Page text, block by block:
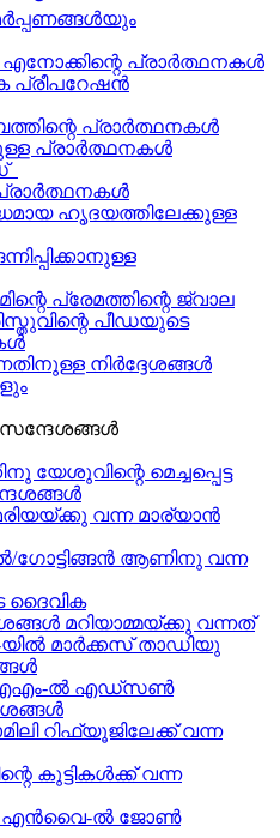
പ്രാർത്ഥനകള്‍
പ്രീപറേഷൻ
പ്രാർത്ഥനകള്‍
പ്രാർത്ഥനകൾ
പ്രാർത്ഥനകൾ
ഹൃദയത്തിലേക്കുള്ള
പ്രേമത്തിന്റെ ജ്വാല
പീഡയുടെ
നിർദ്ദേശങ്ങൾ
സന്ദേശങ്ങള്‍
മെച്ചപ്പെട്ട
വന്ന മാര്യാന്‍
ഗോട്ടിങ്ങൻ ആണിനു വന്ന
ദൈവിക
മറിയാമ്മയ്ക്കു വന്നത്
യിൽ മാർക്കസ് താഡിയു
എഎം-ൽ എഡ്സൺ
റിഫ്യൂജിലേക്ക് വന്ന
കുട്ടികള്‍ക്ക് വന്ന
എൻവൈ-ൽ ജോൺ